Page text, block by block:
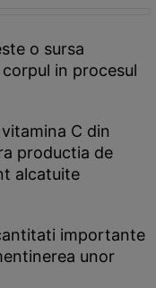
o sursa
in procesul
C din
productia de
alcatuite
importante
unor